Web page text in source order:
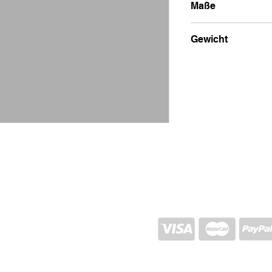
Maße
Gewicht